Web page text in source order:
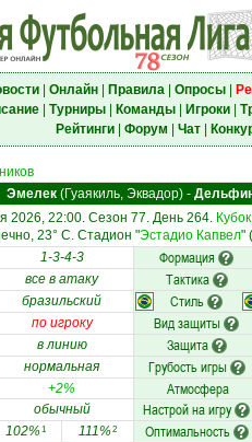
| Онлайн| Правила| Опросы|
| Турниры| Команды| Игроки|
Рейтинги| Форум Чат|
Эмелек (Гуаякиль, Эквадор) -
2026, 22:00. Сезон 77. День 264.
23° C. Стадион "Эстадио Капвел"
1-3-4-3 Формация
все в атаку Тактика
бразильский Стиль
по игроку Вид защиты
в линию Защита
нормальная Грубость игры
+2% Атмосфера
обычный Настрой на игру
102%1 111%2 Оптимальность